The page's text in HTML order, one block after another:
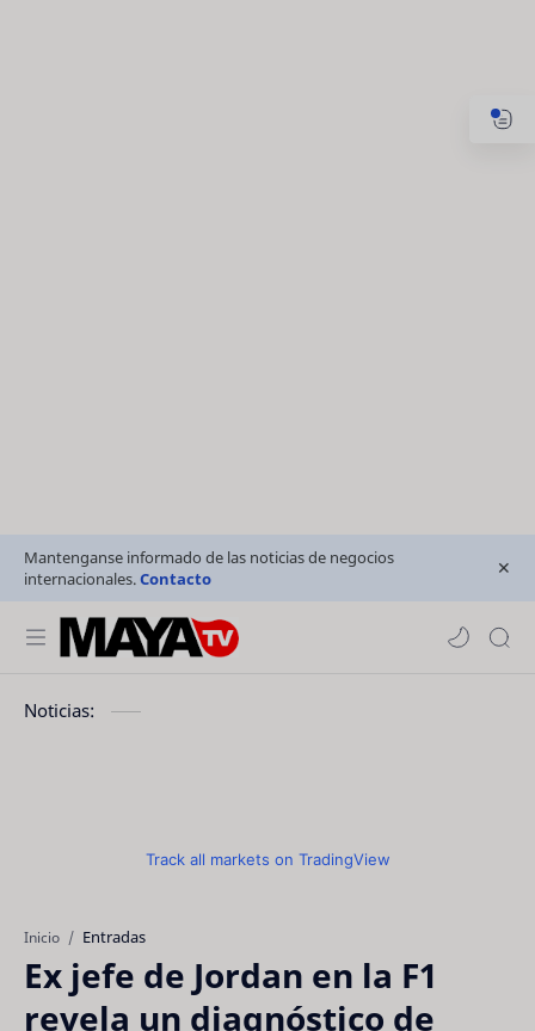
Mantenganse informado de las noticias de negocios
internacionales.Contacto
Noticias:
Track all markets on TradingView
Inicio Entradas
Ex jefe de Jordan en la F1
revela un diagnóstico de